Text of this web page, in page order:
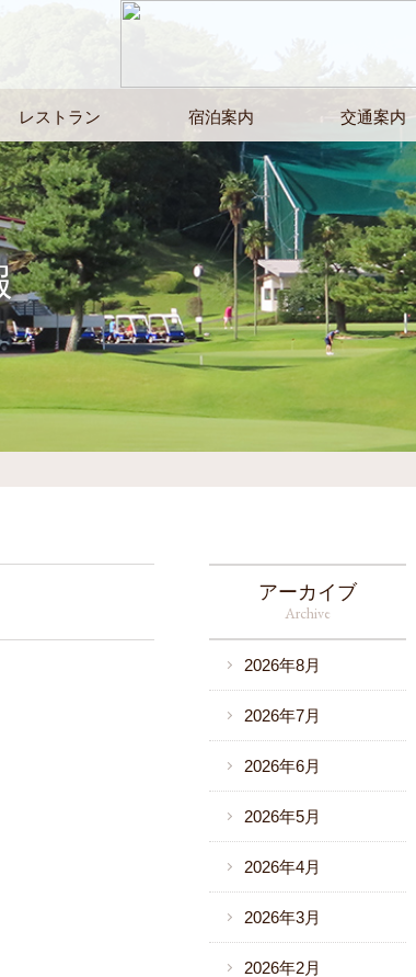
レストラン 宿泊案内 交通案内
アーカイブ
Archive
2026年8月
2026年7月
2026年6月
2026年5月
2026年4月
2026年3月
2026年2月